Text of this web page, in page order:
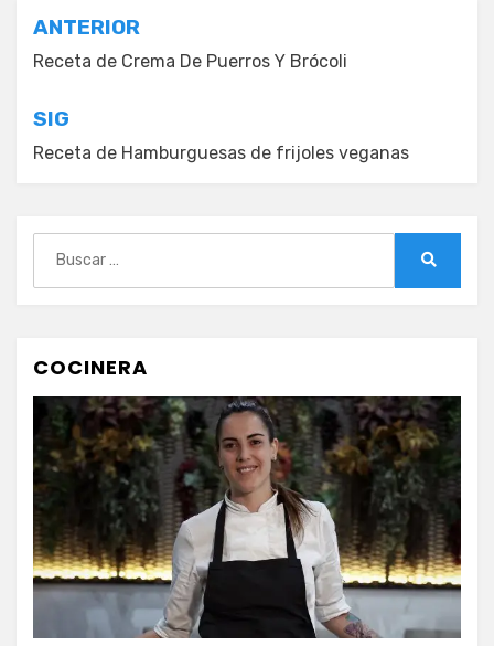
Navegación
de
entradas
ANTERIOR
Receta de Crema De Puerros Y Brócoli
SIG
Receta de Hamburguesas de frijoles veganas
COCINERA